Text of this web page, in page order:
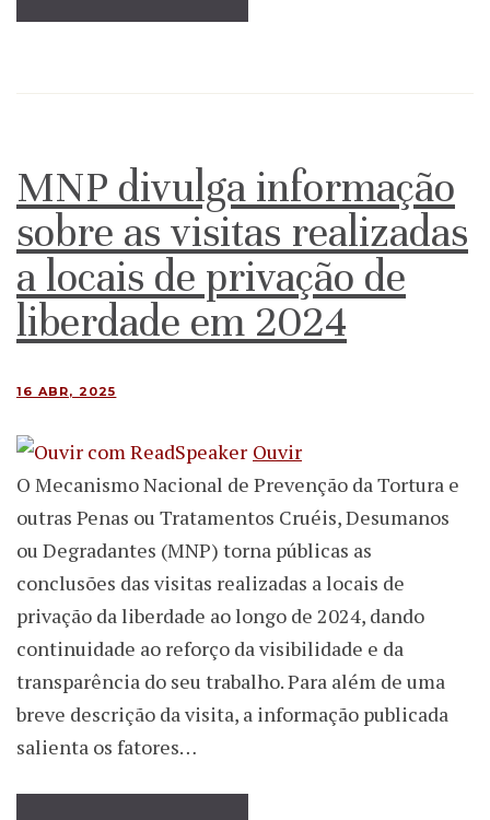
MNP divulga informação
sobre as visitas realizadas
a locais de privação de
liberdade em 2024
16 ABR, 2025
Ouvir
O Mecanismo Nacional de Prevenção da Tortura e
outras Penas ou Tratamentos Cruéis, Desumanos
ou Degradantes (MNP) torna públicas as
conclusões das visitas realizadas a locais de
privação da liberdade ao longo de 2024, dando
continuidade ao reforço da visibilidade e da
transparência do seu trabalho. Para além de uma
breve descrição da visita, a informação publicada
salienta os fatores…